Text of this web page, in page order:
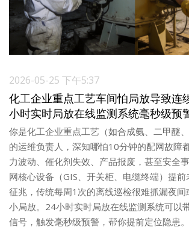
2026-05-25 下午5:37
化工企业重点工艺车间怕局放导致连
小时实时局放在线监测系统毫秒级预
你是化工企业重点工艺（如合成氨、二甲醚、
的运维负责人，深知哪怕10分钟的配网故障
力波动、催化剂失效、产品报废，甚至安全
网核心设备（GIS、开关柜、电缆终端）提
征兆，传统每周1次的离线巡检很难抓漏夜
小局放。24小时实时局放在线监测系统可以
信号，触发毫秒级预警，帮你提前定位隐患